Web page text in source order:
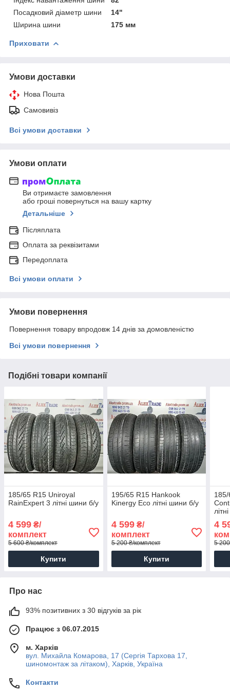
Посадковий діаметр шини
14"
Ширина шини
175 мм
Приховати
Умови доставки
Нова Пошта
Самовивіз
Всі умови доставки
Умови оплати
Ви отримаєте замовлення
або гроші повернуться на вашу картку
Детальніше
Післяплата
Оплата за реквізитами
Передоплата
Всі умови оплати
Умови повернення
Повернення товару впродовж 14 днів за домовленістю
Всі умови повернення
Подібні товари компанії
185/65 R15 Uniroyal
RainExpert 3 літні шини б/у
4 599 ₴/
комплект
5 600 ₴/комплект
Купити
195/65 R15 Hankook
Kinergy Eco літні шини б/у
4 599₴/
комплект
5 200 ₴/комплект
Купити
4
5
Про нас
93% позитивних з 30 відгуків за рік
Працює з 06.07.2015
м. Харків
вул. Михайла Комарова, 17 (Сергія Тархова 17,
шиномонтаж за літаком), Харків, Україна
Контакти